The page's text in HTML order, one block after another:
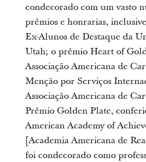
condecorado com um vasto
prêmios e honrarias,
Ex-Alunos de Destaque da
Utah; o prêmio Heart of
Associação Americana de
Menção por Serviços
Associação Americana de
Prêmio Golden Plate,
American Academy of
[Academia Americana de
foi condecorado como